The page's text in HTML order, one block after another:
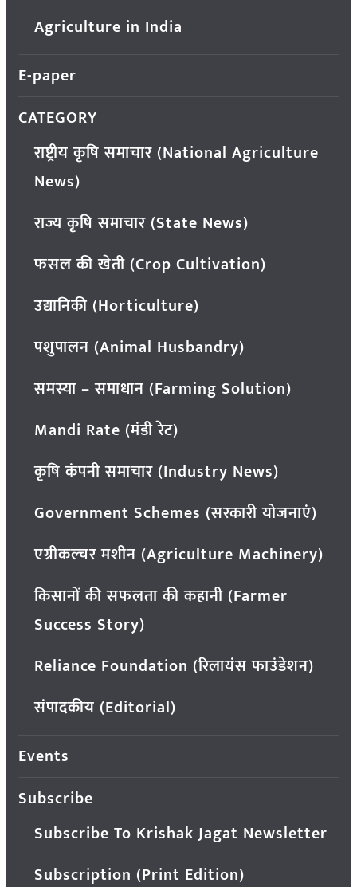
Agriculture in India
E-paper
CATEGORY
राष्ट्रीय कृषि समाचार (National Agriculture
News)
राज्य कृषि समाचार (State News)
फसल की खेती (Crop Cultivation)
उद्यानिकी (Horticulture)
पशुपालन (Animal Husbandry)
समस्या – समाधान (Farming Solution)
Mandi Rate (मंडी रेट)
कृषि कंपनी समाचार (Industry News)
Government Schemes (सरकारी योजनाएं)
एग्रीकल्चर मशीन (Agriculture Machinery)
किसानों की सफलता की कहानी (Farmer
Success Story)
Reliance Foundation (रिलायंस फाउंडेशन)
संपादकीय (Editorial)
Events
Subscribe
Subscribe To Krishak Jagat Newsletter
Subscription (Print Edition)